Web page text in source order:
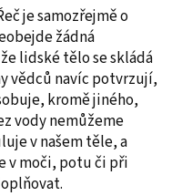
je samozřejmě o
žádná
lidské tělo se skládá
vědců navíc potvrzují,
kromě jiného,
vody nemůžeme
v našem těle, a
v moči, potu či při